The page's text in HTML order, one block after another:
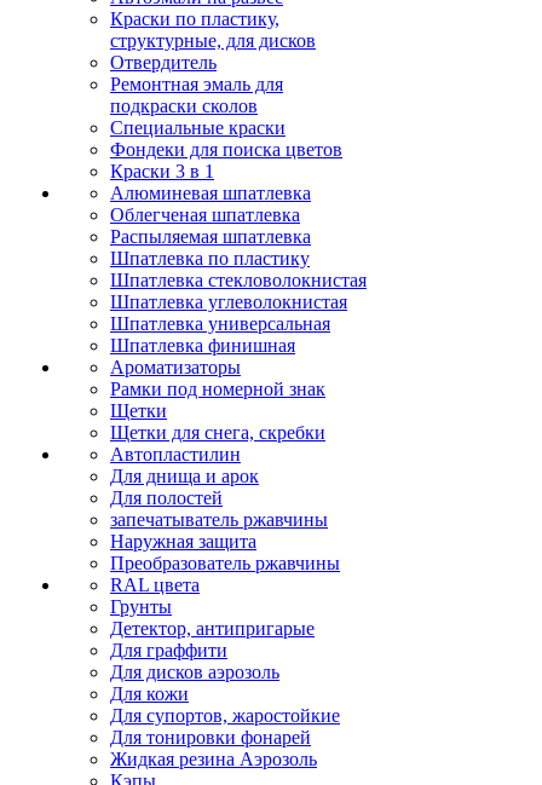
Краски по пластику,
структурные, для дисков
Отвердитель
Ремонтная эмаль для
подкраски сколов
Специальные краски
Фондеки для поиска цветов
Краски 3 в 1
Алюминевая шпатлевка
Облегченая шпатлевка
Распыляемая шпатлевка
Шпатлевка по пластику
Шпатлевка стекловолокнистая
Шпатлевка углеволокнистая
Шпатлевка универсальная
Шпатлевка финишная
Ароматизаторы
Рамки под номерной знак
Щетки
Щетки для снега, скребки
Автопластилин
Для днища и арок
Для полостей
запечатыватель ржавчины
Наружная защита
Преобразователь ржавчины
RAL цвета
Грунты
Детектор, антипригарые
Для граффити
Для дисков аэрозоль
Для кожи
Для супортов, жаростойкие
Для тонировки фонарей
Жидкая резина Аэрозоль
Кэпы